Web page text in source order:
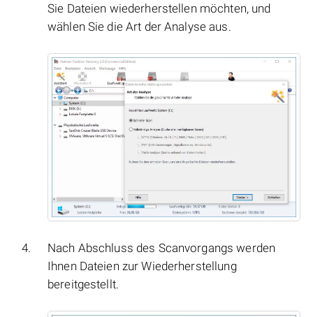
Sie Dateien wiederherstellen möchten, und
wählen Sie die Art der Analyse aus.
Nach Abschluss des Scanvorgangs werden
Ihnen Dateien zur Wiederherstellung
bereitgestellt.